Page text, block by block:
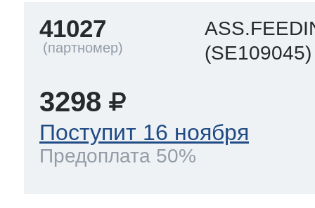
41027
(SE109045)
3298
Поступит 16 ноября
Предоплата 50%